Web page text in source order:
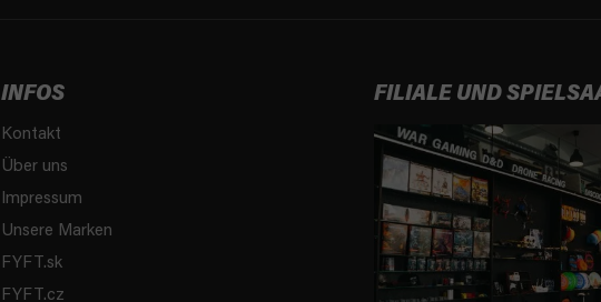
INFOS
Kontakt
Über uns
Impressum
Unsere Marken
FYFT.sk
FYFT.cz
FILIALE UND